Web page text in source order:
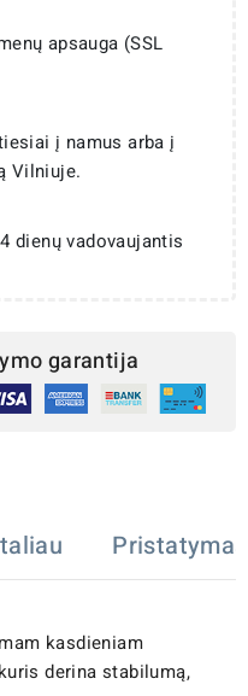
apsauga (SSL
į namus arba į
Vilniuje.
dienų vadovaujantis
garantija
Pristatymas
kasdieniam
derina stabilumą,